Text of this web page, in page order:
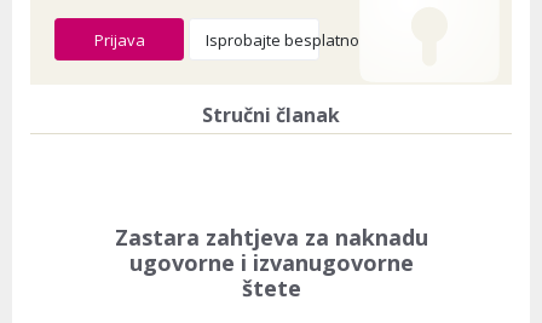
Prijava Isprobajte besplatno
Stručni članak
Zastara zahtjeva za naknadu
ugovorne i izvanugovorne
štete